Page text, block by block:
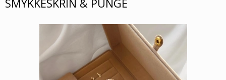
SMYKKESKRIN & PUNGE